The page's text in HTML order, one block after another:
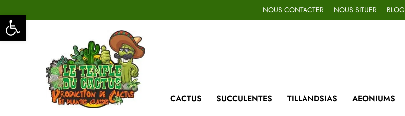
NOUS CONTACTER NOUS SITUER BLOG
CACTUS SUCCULENTES TILLANDSIAS AEONIUMS
Ouvrir la barre d’outils